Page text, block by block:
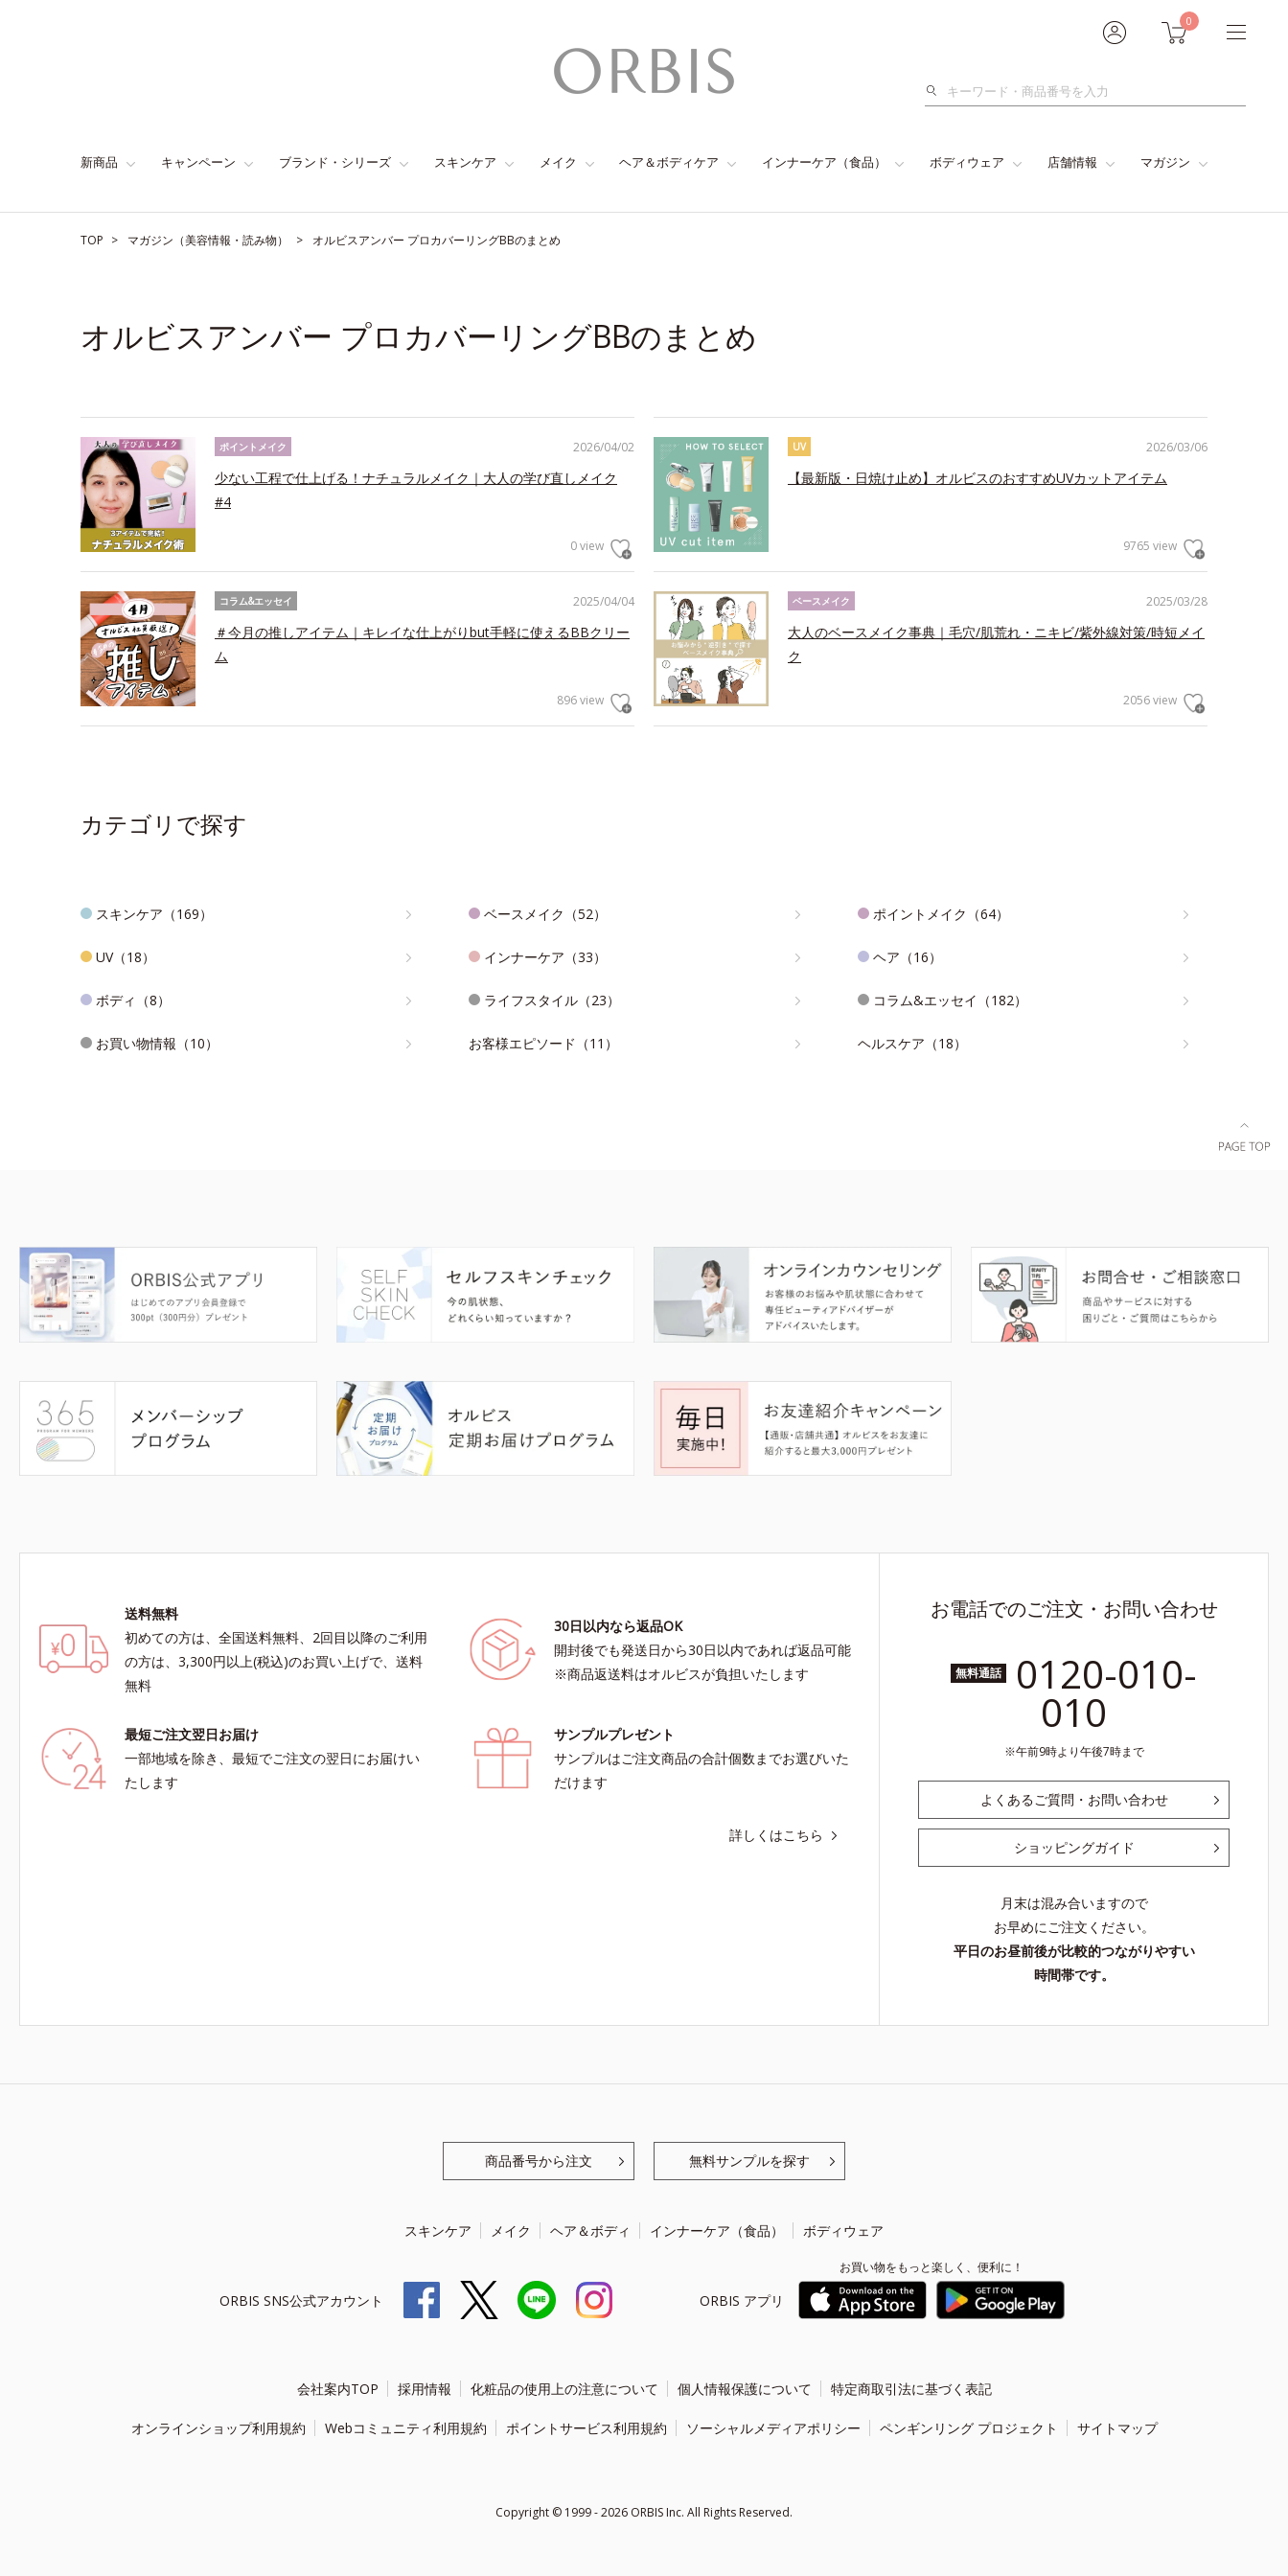
0
検
新商品 キャンペーン ブランド・シリーズ スキンケア メイク ヘア＆ボディケア インナーケア（食品） ボディウェア 店舗情報 マガジン
TOP マガジン（美容情報・読み物） オルビスアンバー プロカバーリングBBのまとめ
オルビスアンバー プロカバーリングBBのまとめ
2026/04/02
ポイントメイク
少ない工程で仕上げる！ナチュラルメイク｜大人の学び直しメイク
#4
0 view
2026/03/06
UV
【最新版・日焼け止め】オルビスのおすすめUVカットアイテム
9765 view
2025/04/04
コラム&エッセイ
＃今月の推しアイテム｜キレイな仕上がりbut手軽に使えるBBクリー
ム
896 view
2025/03/28
ベースメイク
大人のベースメイク事典｜毛穴/肌荒れ・ニキビ/紫外線対策/時短メイ
ク
2056 view
カテゴリで探す
スキンケア（169） ベースメイク（52） ポイントメイク（64）
UV（18） インナーケア（33） ヘア（16）
ボディ（8） ライフスタイル（23） コラム&エッセイ（182）
お買い物情報（10） お客様エピソード（11） ヘルスケア（18）
送料無料
初めての方は、全国送料無料、2回目以降のご利用
の方は、3,300円以上(税込)のお買い上げで、送料
無料
30日以内なら返品OK
開封後でも発送日から30日以内であれば返品可能
※商品返送料はオルビスが負担いたします
最短ご注文翌日お届け
一部地域を除き、最短でご注文の翌日にお届けい
たします
サンプルプレゼント
サンプルはご注文商品の合計個数までお選びいた
だけます
詳しくはこちら
お電話でのご注文・お問い合わせ
無料通話 0120-010-
010
午前9時より午後7時まで
よくあるご質問・お問い合わせ
ショッピングガイド
月末は混み合いますので
お早めにご注文ください。
平日のお昼前後が比較的つながりやすい
時間帯です。
商品番号から注文 無料サンプルを探す
スキンケア メイク ヘア＆ボディ インナーケア（食品） ボディウェア
ORBIS SNS公式アカウント ORBIS アプリ
お買い物をもっと楽しく、便利に！
会社案内TOP 採用情報 化粧品の使用上の注意について 個人情報保護について 特定商取引法に基づく表記
オンラインショップ利用規約 Webコミュニティ利用規約 ポイントサービス利用規約 ソーシャルメディアポリシー ペンギンリング プロジェクト サイトマップ
Copyright © 1999 - 2026 ORBIS Inc. All Rights Reserved.